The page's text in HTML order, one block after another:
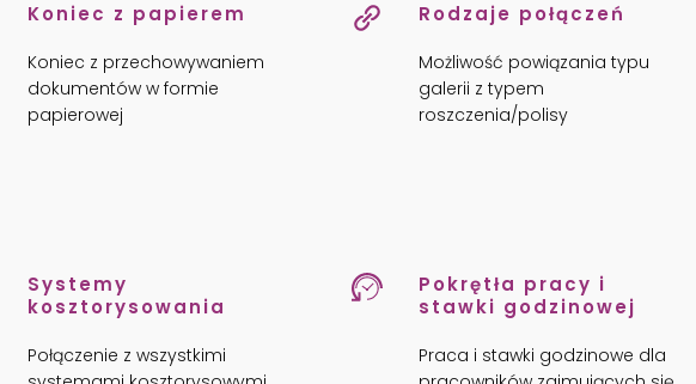
Koniec z papierem
Koniec z przechowywaniem
dokumentów w formie
papierowej
Rodzaje połączeń
Możliwość powiązania typu
galerii z typem
roszczenia/polisy
Systemy
kosztorysowania
Połączenie z wszystkimi
Pokrętła pracy i
stawki godzinowej
Praca i stawki godzinowe dla